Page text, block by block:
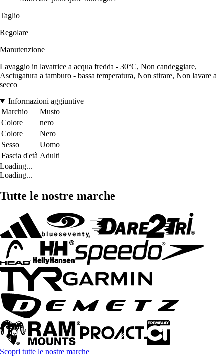
Taglio
Regolare
Manutenzione
Lavaggio in lavatrice a acqua fredda - 30°C, Non candeggiare,
Asciugatura a tamburo - bassa temperatura, Non stirare, Non lavare a
secco
Informazioni aggiuntive
Marchio
Musto
Colore
nero
Colore
Nero
Sesso
Uomo
Fascia d'età Adulti
Loading...
Loading...
Tutte le nostre marche
Scopri tutte le nostre marche